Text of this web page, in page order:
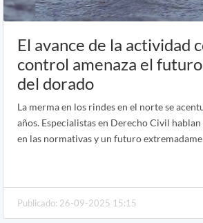
El avance de la actividad
control amenaza el futuro
del dorado
La merma en los rindes en el norte se
años. Especialistas en Derecho Civil
en las normativas y un futuro
Publicado: 26-09-2025 15:15